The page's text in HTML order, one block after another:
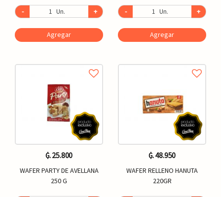
- Un. +
Agregar
- Un. +
Agregar
₲. 25.800
WAFER PARTY DE AVELLANA
250 G
₲. 48.950
WAFER RELLENO HANUTA
220GR